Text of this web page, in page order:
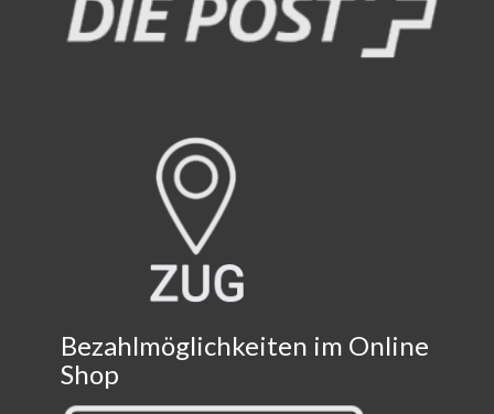
Bezahlmöglichkeiten im Online
Shop